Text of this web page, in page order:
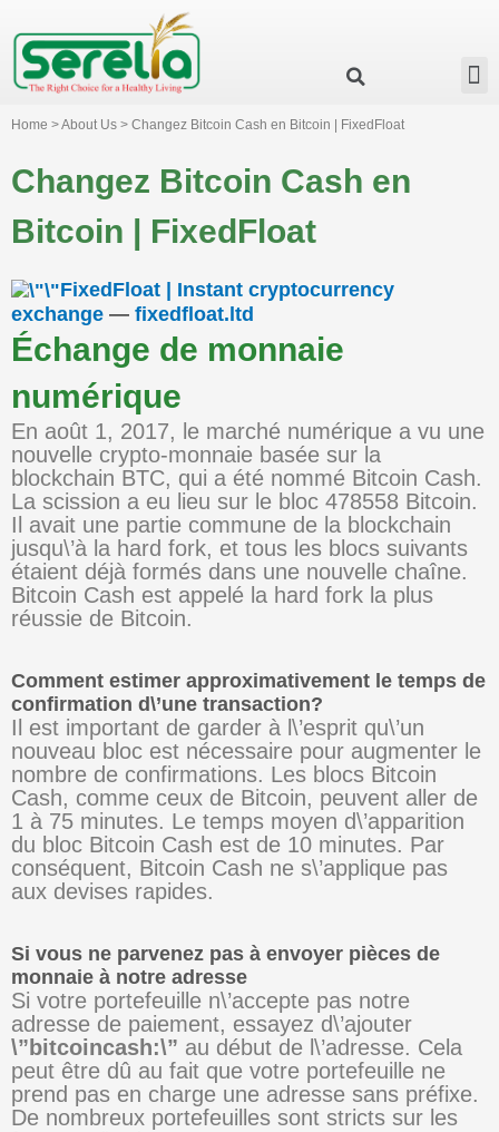
Home > About Us > Changez Bitcoin Cash en Bitcoin | FixedFloat
Changez Bitcoin Cash en
Bitcoin | FixedFloat
FixedFloat | Instant cryptocurrency
exchange — fixedfloat.ltd
Échange de monnaie
numérique
En août 1, 2017, le marché numérique a vu une
nouvelle crypto-monnaie basée sur la
blockchain BTC, qui a été nommé Bitcoin Cash.
La scission a eu lieu sur le bloc 478558 Bitcoin.
Il avait une partie commune de la blockchain
jusqu\’à la hard fork, et tous les blocs suivants
étaient déjà formés dans une nouvelle chaîne.
Bitcoin Cash est appelé la hard fork la plus
réussie de Bitcoin.
Comment estimer approximativement le temps de
confirmation d\’une transaction?
Il est important de garder à l\’esprit qu\’un
nouveau bloc est nécessaire pour augmenter le
nombre de confirmations. Les blocs Bitcoin
Cash, comme ceux de Bitcoin, peuvent aller de
1 à 75 minutes. Le temps moyen d\’apparition
du bloc Bitcoin Cash est de 10 minutes. Par
conséquent, Bitcoin Cash ne s\’applique pas
aux devises rapides.
Si vous ne parvenez pas à envoyer pièces de
monnaie à notre adresse
Si votre portefeuille n\’accepte pas notre
adresse de paiement, essayez d\’ajouter
\”bitcoincash:\” au début de l\’adresse. Cela
peut être dû au fait que votre portefeuille ne
prend pas en charge une adresse sans préfixe.
De nombreux portefeuilles sont stricts sur les